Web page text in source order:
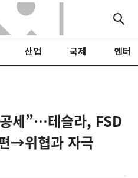
산업 국제 엔터
세”…테슬라, FSD
→위협과 자극